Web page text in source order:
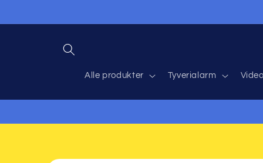
Inhalt
Alle produkter Tyverialarm